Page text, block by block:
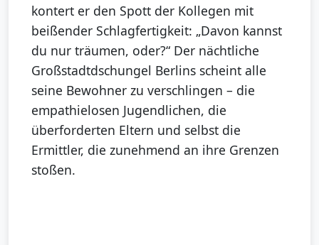
kontert er den Spott der Kollegen mit
beißender Schlagfertigkeit: „Davon kannst
du nur träumen, oder?“ Der nächtliche
Großstadtdschungel Berlins scheint alle
seine Bewohner zu verschlingen – die
empathielosen Jugendlichen, die
überforderten Eltern und selbst die
Ermittler, die zunehmend an ihre Grenzen
stoßen.